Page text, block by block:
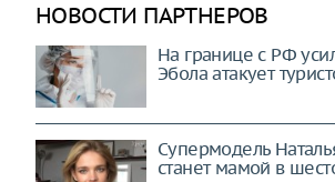
НОВОСТИ ПАРТНЕРОВ
На границе с РФ
Эбола атакует
Супермодель
станет мамой в